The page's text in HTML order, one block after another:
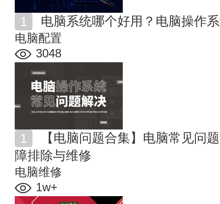
电脑系统哪个好用？电脑操作
电脑配置
3048
障排除与维修
电脑维修
1w+